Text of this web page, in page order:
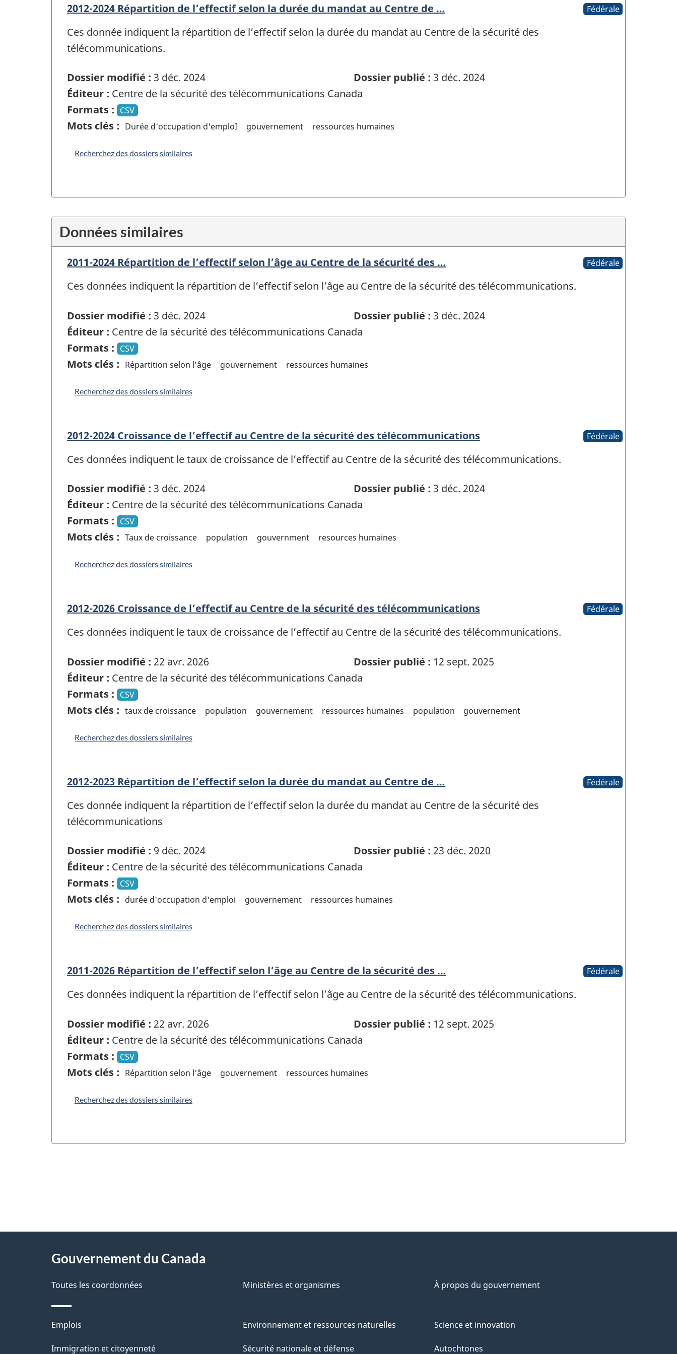
2012-2024 Répartition de l’effectif selon la durée du mandat au Centre de … Fédérale
Ces donnée indiquent la répartition de l’effectif selon la durée du mandat au Centre de la sécurité des
télécommunications.
Dossier modifié : 3 déc. 2024 Dossier publié : 3 déc. 2024
Éditeur : Centre de la sécurité des télécommunications Canada
Formats : CSV
Mots clés : Durée d'occupation d'emploI gouvernement ressources humaines
Recherchez des dossiers similaires
Données similaires
2011-2024 Répartition de l’effectif selon l’âge au Centre de la sécurité des … Fédérale
Ces données indiquent la répartition de l’effectif selon l’âge au Centre de la sécurité des télécommunications.
Dossier modifié : 3 déc. 2024 Dossier publié : 3 déc. 2024
Éditeur : Centre de la sécurité des télécommunications Canada
Formats : CSV
Mots clés : Répartition selon l'âge gouvernement ressources humaines
Recherchez des dossiers similaires
2012-2024 Croissance de l’effectif au Centre de la sécurité des télécommunications Fédérale
Ces données indiquent le taux de croissance de l’effectif au Centre de la sécurité des télécommunications.
Dossier modifié : 3 déc. 2024 Dossier publié : 3 déc. 2024
Éditeur : Centre de la sécurité des télécommunications Canada
Formats : CSV
Mots clés : Taux de croissance population gouvernment resources humaines
Recherchez des dossiers similaires
2012-2026 Croissance de l’effectif au Centre de la sécurité des télécommunications Fédérale
Ces données indiquent le taux de croissance de l’effectif au Centre de la sécurité des télécommunications.
Dossier modifié : 22 avr. 2026 Dossier publié : 12 sept. 2025
Éditeur : Centre de la sécurité des télécommunications Canada
Formats : CSV
Mots clés : taux de croissance population gouvernement ressources humaines population gouvernement
Recherchez des dossiers similaires
2012-2023 Répartition de l’effectif selon la durée du mandat au Centre de … Fédérale
Ces donnée indiquent la répartition de l’effectif selon la durée du mandat au Centre de la sécurité des
télécommunications
Dossier modifié : 9 déc. 2024 Dossier publié : 23 déc. 2020
Éditeur : Centre de la sécurité des télécommunications Canada
Formats : CSV
Mots clés : durée d'occupation d'emploi gouvernement ressources humaines
Recherchez des dossiers similaires
2011-2026 Répartition de l’effectif selon l’âge au Centre de la sécurité des … Fédérale
Ces données indiquent la répartition de l’effectif selon l’âge au Centre de la sécurité des télécommunications.
Dossier modifié : 22 avr. 2026 Dossier publié : 12 sept. 2025
Éditeur : Centre de la sécurité des télécommunications Canada
Formats : CSV
Mots clés : Répartition selon l'âge gouvernement ressources humaines
Recherchez des dossiers similaires
D
é
t
a
i
l
Gouvernement du Canada
Toutes les coordonnées Ministères et organismes À propos du gouvernement
Thèmes
et
Emplois
Immigration et citoyenneté
Environnement et ressources naturelles
Sécurité nationale et défense
Science et innovation
Autochtones